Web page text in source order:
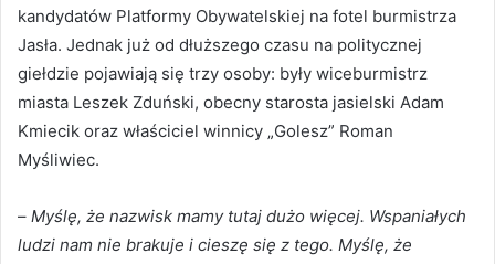
kandydatów Platformy Obywatelskiej na fotel burmistrza
Jasła. Jednak już od dłuższego czasu na politycznej
giełdzie pojawiają się trzy osoby: były wiceburmistrz
miasta Leszek Zduński, obecny starosta jasielski Adam
Kmiecik oraz właściciel winnicy „Golesz” Roman
Myśliwiec.
– Myślę, że nazwisk mamy tutaj dużo więcej. Wspaniałych
ludzi nam nie brakuje i cieszę się z tego. Myślę, że